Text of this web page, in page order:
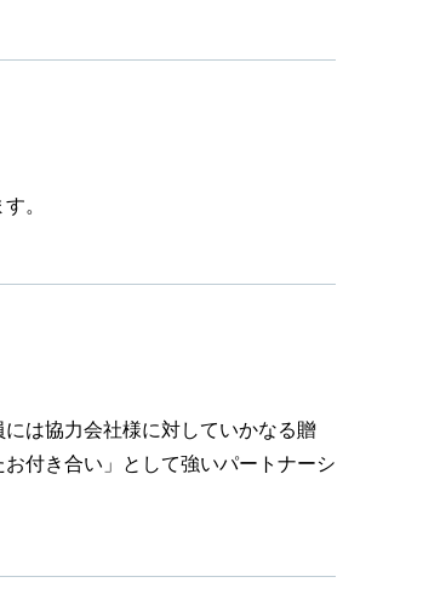
。
は協力会社様に対していかなる贈
付き合い」として強いパートナーシ